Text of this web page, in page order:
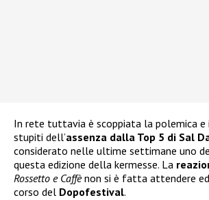
In rete tuttavia è scoppiata la polemica e
stupiti dell’assenza dalla Top 5 di Sal
considerato nelle ultime settimane uno
questa edizione della kermesse. La
Rossetto e Caffènon si è fatta attendere
corso del Dopofestival.